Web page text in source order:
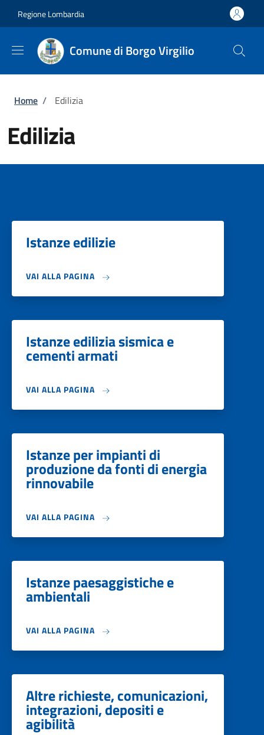
Regione Lombardia
Comune di Borgo Virgilio
Briciole di pane
Home / Edilizia
Edilizia
Istanze edilizie
VAI ALLA PAGINA
Istanze edilizia sismica e
cementi armati
VAI ALLA PAGINA
Istanze per impianti di
produzione da fonti di energia
rinnovabile
VAI ALLA PAGINA
Istanze paesaggistiche e
ambientali
VAI ALLA PAGINA
Altre richieste, comunicazioni,
integrazioni, depositi e
agibilità